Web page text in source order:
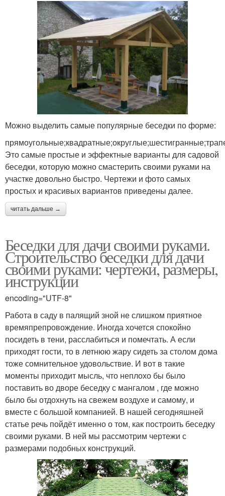
Квадратные беседки
Многоугольные
беседки
Круглые беседки
Комбинированные
беседки
Оригинальные беседки
Беседка в современном
стиле
Современные беседки
Закрытые беседки Прямоугольная беседка
Беседки из металла Металлические беседки
Можно выделить самые популярные беседки по форме:
Это самые простые и эффектные варианты для садовой
беседки, которую можно смастерить своими руками на
участке довольно быстро. Чертежи и фото самых
простых и красивых вариантов приведены далее.
читать дальше →
Беседки для дачи своими руками.
Строительство беседки для дачи
своими руками: чертежи, размеры,
инструкции
encoding="UTF-8"
Работа в саду в палящий зной не слишком приятное
времяпрепровождение. Иногда хочется спокойно
посидеть в тени, расслабиться и помечтать. А если
приходят гости, то в летнюю жару сидеть за столом дома
тоже сомнительное удовольствие. И вот в такие
моменты приходит мысль, что неплохо бы было
поставить во дворе беседку с мангалом , где можно
было бы отдохнуть на свежем воздухе и самому, и
вместе с большой компанией. В нашей сегодняшней
статье речь пойдёт именно о том, как построить беседку
своими руками. В ней мы рассмотрим чертежи с
размерами подобных конструкций.